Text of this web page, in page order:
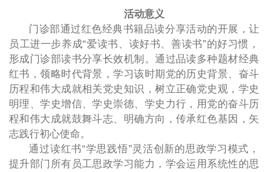
活动意义
门诊部通过红色经典书籍品读分享活动的开展，让
员工进一步养成“爱读书、读好书、善读书”的好习惯，
形成门诊部读书分享长效机制。通过品读多种题材经典
红书，领略时代背景，学习该时期党的历史背景、奋斗
历程和伟大成就相关党史知识，树立正确党史观，学史
明理、学史增信、学史崇德、学史力行，用党的奋斗历
程和伟大成就鼓舞斗志、明确方向，传承红色基因，矢
志践行初心使命。
通过读红书“学思践悟”灵活创新的思政学习模式，
提升部门所有员工思政学习能力，学会运用系统性的思